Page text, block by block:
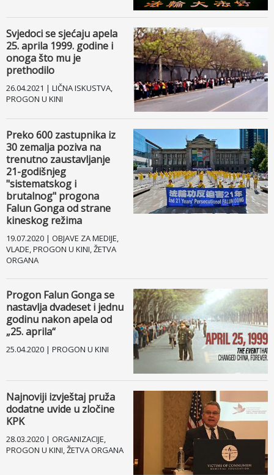
Svjedoci se sjećaju apela
25. aprila 1999. godine i
onoga što mu je
prethodilo
26.04.2021 | LIČNA ISKUSTVA,
PROGON U KINI
Preko 600 zastupnika iz
30 zemalja poziva na
trenutno zaustavljanje
21-godišnjeg
"sistematskog i
brutalnog" progona
Falun Gonga od strane
kineskog režima
19.07.2020 | OBJAVE ZA MEDIJE,
VLADE, PROGON U KINI, ŽETVA
ORGANA
Progon Falun Gonga se
nastavlja dvadeset i jednu
godinu nakon apela od
„25. aprila“
25.04.2020 | PROGON U KINI
Najnoviji izvještaj pruža
dodatne uvide u zločine
KPK
28.03.2020 | ORGANIZACIJE,
PROGON U KINI, ŽETVA ORGANA